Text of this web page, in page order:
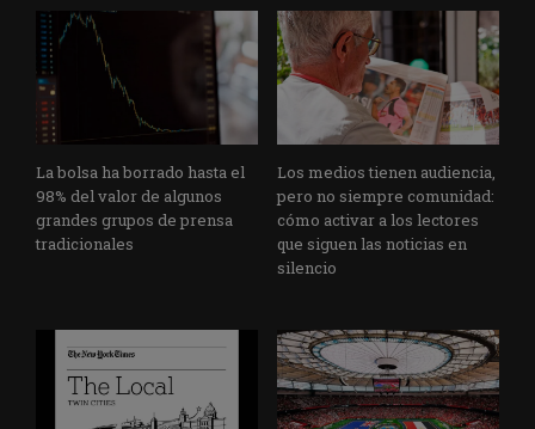
La bolsa ha borrado hasta el
98% del valor de algunos
grandes grupos de prensa
tradicionales
Los medios tienen audiencia,
pero no siempre comunidad:
cómo activar a los lectores
que siguen las noticias en
silencio